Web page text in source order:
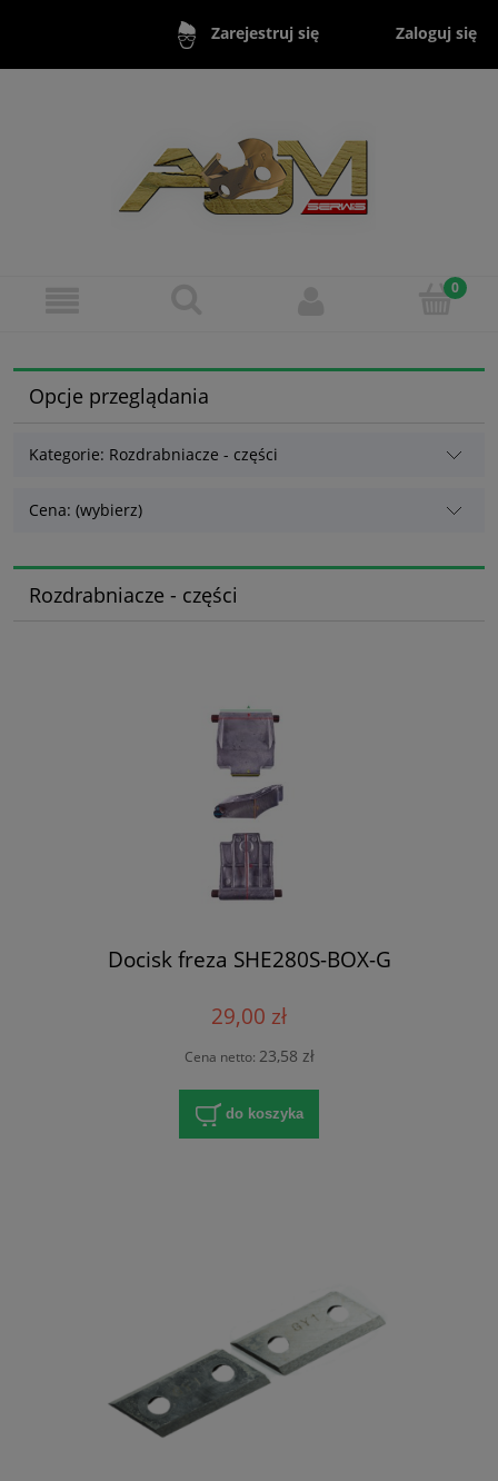
Zarejestruj się Zaloguj się
Opcje przeglądania
Kategorie: Rozdrabniacze - części
Cena: (wybierz)
Rozdrabniacze - części
Docisk freza SHE280S-BOX-G
29,00 zł
Cena netto: 23,58 zł
do koszyka